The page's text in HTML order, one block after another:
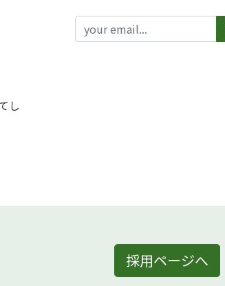
し
採用ページへ